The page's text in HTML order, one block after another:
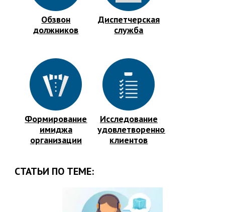
Обзвон
должников
Диспетчерская
служба
Формирование
имиджа
организации
Исследование
удовлетворенности
клиентов
СТАТЬИ ПО ТЕМЕ: